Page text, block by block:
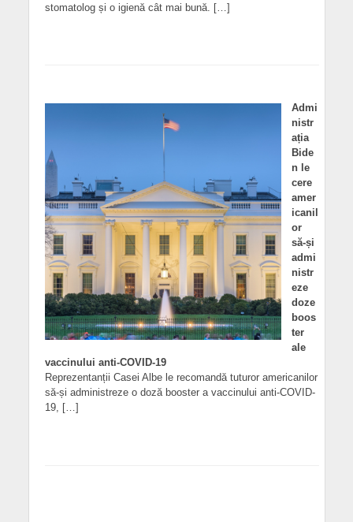
stomatolog și o igienă cât mai bună. […]
Admi
nistr
ația
Bide
n le
cere
amer
icanil
or
să-și
admi
nistr
eze
doze
boos
ter
ale
vaccinului anti-COVID-19
Reprezentanții Casei Albe le recomandă tuturor americanilor
să-și administreze o doză booster a vaccinului anti-COVID-
19, […]